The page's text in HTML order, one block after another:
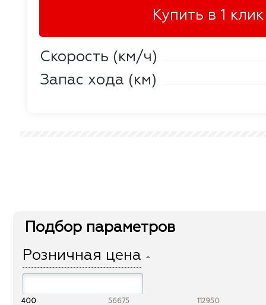
Подбор параметров
Розничная цена
400 56675 112950
Купить в 1 клик
Скорость (км/ч)
Запас хода (км)